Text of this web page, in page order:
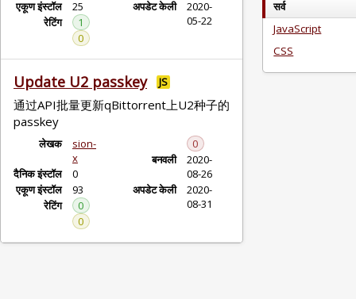
एकूण इंस्टॉल
25
रेटिंग
1
0
अपडेट केली
2020-
05-22
Update U2 passkey JS
通过API批量更新qBittorrent上U2种子的
passkey
लेखक
sion-
x
दैनिक इंस्टॉल
0
एकूण इंस्टॉल
93
रेटिंग
0
0
0
बनवली
2020-
08-26
अपडेट केली
2020-
08-31
सर्व
JavaScript
CSS